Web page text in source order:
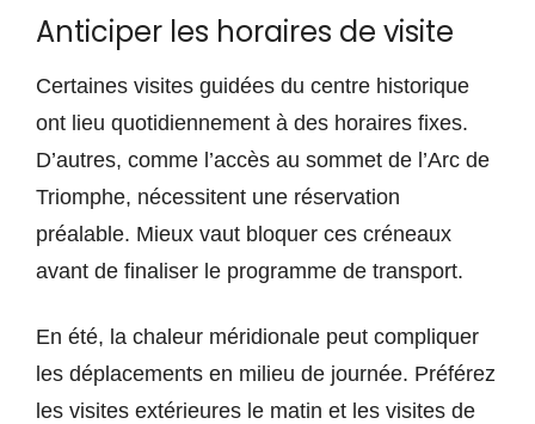
Anticiper les horaires de visite
Certaines visites guidées du centre historique
ont lieu quotidiennement à des horaires fixes.
D’autres, comme l’accès au sommet de l’Arc de
Triomphe, nécessitent une réservation
préalable. Mieux vaut bloquer ces créneaux
avant de finaliser le programme de transport.
En été, la chaleur méridionale peut compliquer
les déplacements en milieu de journée. Préférez
les visites extérieures le matin et les visites de